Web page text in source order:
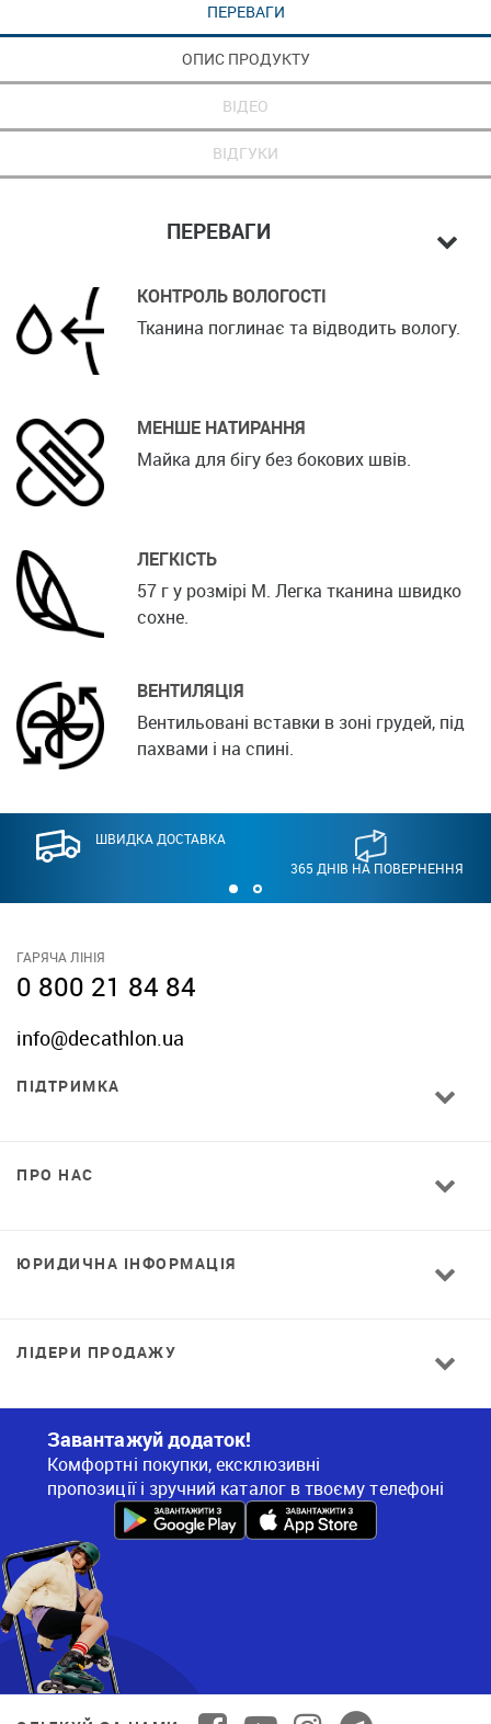
ПЕРЕВАГИ
ОПИС ПРОДУКТУ
ВІДЕО
ВІДГУКИ
ПЕРЕВАГИ
КОНТРОЛЬ ВОЛОГОСТІ
Тканина поглинає та відводить вологу.
МЕНШЕ НАТИРАННЯ
Майка для бігу без бокових швів.
ЛЕГКІСТЬ
57 г у розмірі M. Легка тканина швидко
сохне.
ВЕНТИЛЯЦІЯ
Вентильовані вставки в зоні грудей, під
пахвами і на спині.
ШВИДКА ДОСТАВКА
365 ДНІВ НА ПОВЕРНЕННЯ
ГАРЯЧА ЛІНІЯ
0 800 21 84 84
info@decathlon.ua
ПІДТРИМКА
ПРО НАС
ЮРИДИЧНА ІНФОРМАЦІЯ
ЛІДЕРИ ПРОДАЖУ
Завантажуй додаток!
Комфортні покупки, ексклюзивні
пропозиції і зручний каталог в твоєму телефоні